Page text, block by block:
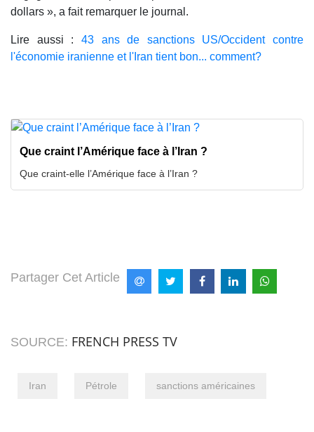
dollars », a fait remarquer le journal.
Lire aussi : 43 ans de sanctions US/Occident contre
l'économie iranienne et l'Iran tient bon... comment?
Que craint l’Amérique face à l’Iran ?
Que craint-elle l’Amérique face à l’Iran ?
Partager Cet Article
SOURCE: FRENCH PRESS TV
Iran Pétrole sanctions américaines